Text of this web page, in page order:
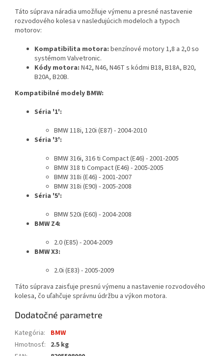
Táto súprava náradia umožňuje výmenu a presné nastavenie
rozvodového kolesa v nasledujúcich modeloch a typoch
motorov:
Kompatibilita motora: benzínové motory 1,8 a 2,0 so
systémom Valvetronic.
Kódy motora: N42, N46, N46T s kódmi B18, B18A, B20,
B20A, B20B.
Kompatibilné modely BMW:
Séria '1':
BMW 118i, 120i (E87) - 2004-2010
Séria '3':
BMW 316i, 316 ti Compact (E46) - 2001-2005
BMW 318 ti Compact (E46) - 2005-2005
BMW 318i (E46) - 2001-2007
BMW 318i (E90) - 2005-2008
Séria '5':
BMW 520i (E60) - 2004-2008
BMW Z4:
2.0 (E85) - 2004-2009
BMW X3:
2.0i (E83) - 2005-2009
Táto súprava zaisťuje presnú výmenu a nastavenie rozvodového
kolesa, čo uľahčuje správnu údržbu a výkon motora.
Dodatočné parametre
Kategória:
BMW
Hmotnosť: 2.5 kg